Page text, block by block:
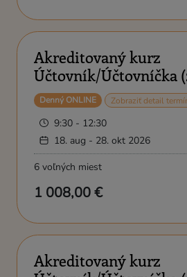
Akreditovaný kurz
Účtovník/Účtovníčka
Denný ONLINE Zobraziť detail
9:30 - 12:30
18. aug - 28. okt 2026
6 voľných miest
1 008,00 €
Akreditovaný kurz